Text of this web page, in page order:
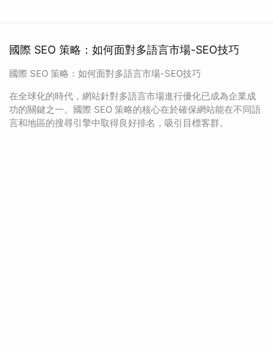
國際 SEO 策略：如何面對多語言市場-SEO技巧
國際 SEO 策略：如何面對多語言市場-SEO技巧
在全球化的時代，網站針對多語言市場進行優化已成為企業成
功的關鍵之一。國際 SEO 策略的核心在於確保網站能在不同語
言和地區的搜尋引擎中取得良好排名，吸引目標客群。